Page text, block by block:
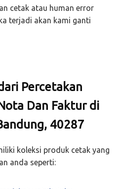
cetak atau human error
terjadi akan kami ganti
Percetakan
Dan Faktur di
40287
koleksi produk cetak yang
anda seperti: